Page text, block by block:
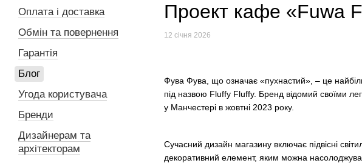
Проект кафе «Fuwa
12 січня 2026
Фува Фува, що означає «пухнастий», – це
під назвою Fluffy Fluffy. Бренд відомий своїми
у Манчестері в жовтні 2023 року.
Сучасний дизайн магазину включає підвісні
декоративний елемент, яким можна
Оплата і доставка
Обмін та повернення
Гарантія
Блог
Угода користувача
Бренди
Дизайнерам та
архітекторам